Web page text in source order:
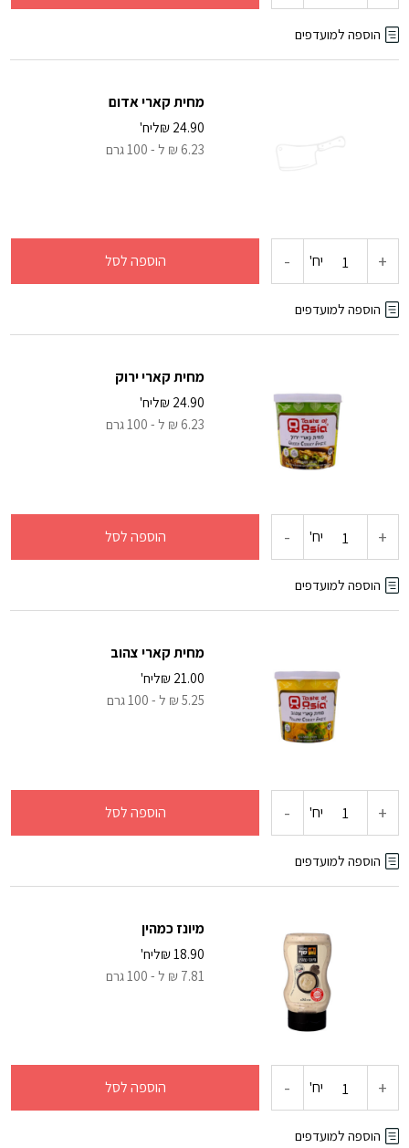
של
הוספה למועדפים
מחית קארי אדום
₪ 24.90
ליח'
6.23 ₪ ל - 100 גרם
+ כמות
של
יח' - הוספה לסל
הוספה למועדפים
מחית קארי ירוק
₪ 24.90
ליח'
6.23 ₪ ל - 100 גרם
+ כמות
של
יח' - הוספה לסל
הוספה למועדפים
מחית קארי צהוב
₪ 21.00
ליח'
5.25 ₪ ל - 100 גרם
+ כמות
של
יח' - הוספה לסל
הוספה למועדפים
מיונז כמהין
₪ 18.90
ליח'
7.81 ₪ ל - 100 גרם
+ כמות
של
יח' - הוספה לסל
הוספה למועדפים